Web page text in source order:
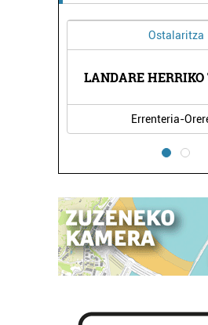
Ostalaritza
LANDARE
Errenteria-